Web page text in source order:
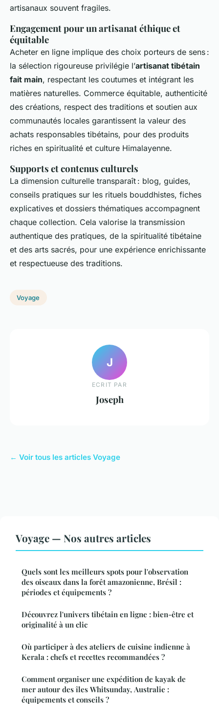
artisanaux souvent fragiles.
Engagement pour un artisanat éthique et
équitable
Acheter en ligne implique des choix porteurs de sens :
la sélection rigoureuse privilégie l’artisanat tibétain
fait main, respectant les coutumes et intégrant les
matières naturelles. Commerce équitable, authenticité
des créations, respect des traditions et soutien aux
communautés locales garantissent la valeur des
achats responsables tibétains, pour des produits
riches en spiritualité et culture Himalayenne.
Supports et contenus culturels
La dimension culturelle transparaît : blog, guides,
conseils pratiques sur les rituels bouddhistes, fiches
explicatives et dossiers thématiques accompagnent
chaque collection. Cela valorise la transmission
authentique des pratiques, de la spiritualité tibétaine
et des arts sacrés, pour une expérience enrichissante
et respectueuse des traditions.
Voyage
J
ECRIT PAR
Joseph
← Voir tous les articles Voyage
Voyage — Nos autres articles
Quels sont les meilleurs spots pour l'observation
des oiseaux dans la forêt amazonienne, Brésil :
périodes et équipements ?
Découvrez l'univers tibétain en ligne : bien-être et
originalité à un clic
Où participer à des ateliers de cuisine indienne à
Kerala : chefs et recettes recommandées ?
Comment organiser une expédition de kayak de
mer autour des îles Whitsunday, Australie :
équipements et conseils ?